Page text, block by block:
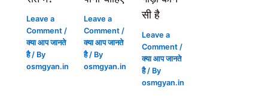
Leave a
Comment /
क्या आप जानते
है/ By
osmgyan.in
Leave a
Comment /
क्या आप जानते
है/ By
osmgyan.in
सी है
Leave a
Comment /
क्या आप जानते
है/ By
osmgyan.in